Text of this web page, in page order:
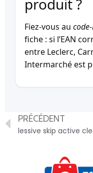
produit ?
Fiez-vous au
fiche : si l’EAN
entre Leclerc,
Intermarché est
PRÉCÉDENT